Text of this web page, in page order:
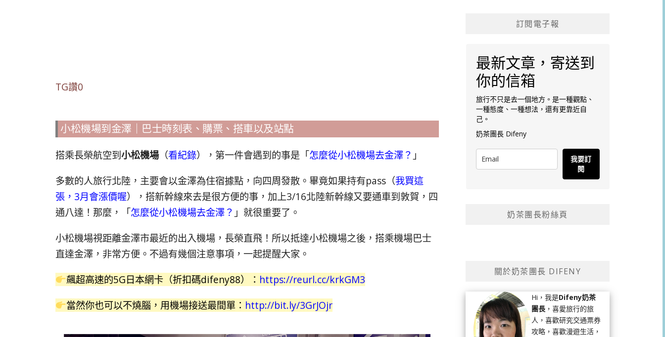
TG讚0
小松機場到金澤｜巴士時刻表、購票、搭車以及站點
搭乘長榮航空到小松機場（看紀錄），第一件會遇到的事是「怎麼從小松機場去金澤？ 」
多數的人旅行北陸，主要會以金澤為住宿據點，向四周發散。畢竟如果持有pass（我買這
張，3月會漲價喔），搭新幹線來去是很方便的事，加上3/16北陸新幹線又要通車到敦賀，四
通八達！那麼，「怎麼從小松機場去金澤？ 」就很重要了。
小松機場視距離金澤市最近的出入機場，長榮直飛！所以抵達小松機場之後，搭乘機場巴士
直達金澤，非常方便。不過有幾個注意事項，一起提醒大家。
飆超高速的5G日本網卡（折扣碼difeny88）： https://reurl.cc/krkGM3
當然你也可以不燒腦，用機場接送最間單： http://bit.ly/3GrJOjr
訂閱電子報
最新文章，寄送到
你的信箱
旅行不只是去一個地方。是一種觀點、
一種態度、一種想法，還有更靠近自
己。
奶茶團長 Difeny
我要訂
閱
奶茶團長粉絲頁
關於奶茶團長 DIFENY
Hi，我是Difeny奶茶
團長 ，喜愛旅行的旅
人，喜歡研究交通票券
攻略，喜歡漫遊生活，